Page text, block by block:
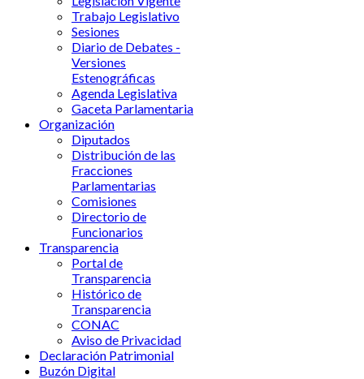
Trabajo Legislativo
Sesiones
Diario de Debates -
Versiones
Estenográficas
Agenda Legislativa
Gaceta Parlamentaria
Organización
Diputados
Distribución de las
Fracciones
Parlamentarias
Comisiones
Directorio de
Funcionarios
Transparencia
Portal de
Transparencia
Histórico de
Transparencia
CONAC
Aviso de Privacidad
Declaración Patrimonial
Buzón Digital